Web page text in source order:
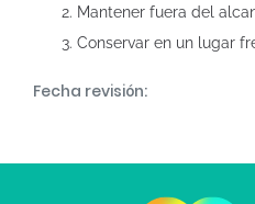
Mantener fuera del
Conservar en un lugar
Fecha revisión: